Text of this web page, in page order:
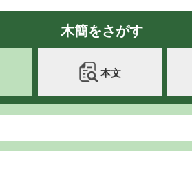
木簡をさがす
本文